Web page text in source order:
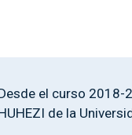
el curso 2018-
de la